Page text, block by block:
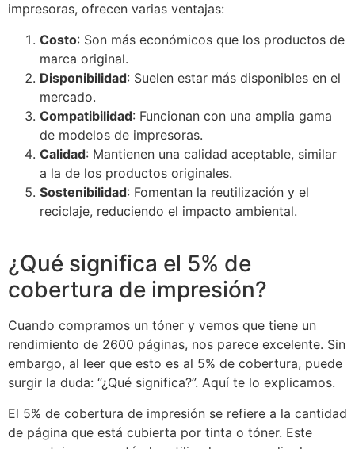
impresoras, ofrecen varias ventajas:
Costo: Son más económicos que los productos de
marca original.
Disponibilidad: Suelen estar más disponibles en el
mercado.
Compatibilidad: Funcionan con una amplia gama
de modelos de impresoras.
Calidad: Mantienen una calidad aceptable, similar
a la de los productos originales.
Sostenibilidad: Fomentan la reutilización y el
reciclaje, reduciendo el impacto ambiental.
¿Qué significa el 5% de
cobertura de impresión?
Cuando compramos un tóner y vemos que tiene un
rendimiento de 2600 páginas, nos parece excelente. Sin
embargo, al leer que esto es al 5% de cobertura, puede
surgir la duda: “¿Qué significa?”. Aquí te lo explicamos.
El 5% de cobertura de impresión se refiere a la cantidad
de página que está cubierta por tinta o tóner. Este